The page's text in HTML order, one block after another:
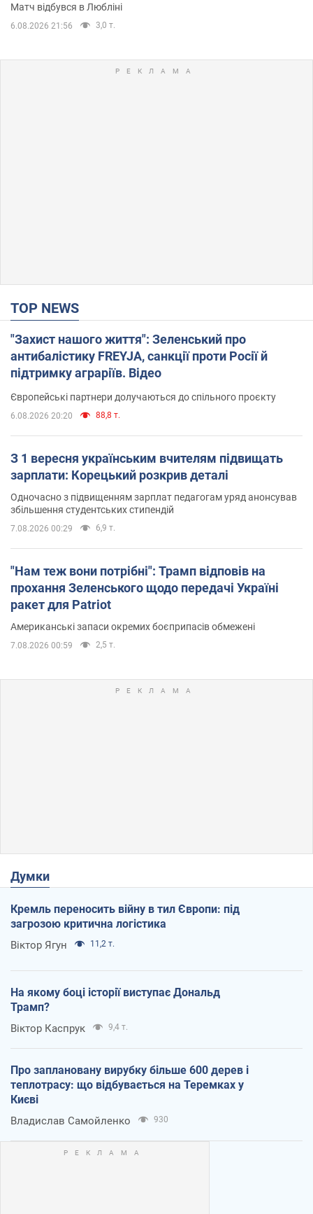
Матч відбувся в Любліні
6.08.2026 21:56 3,0 т.
TOP NEWS
"Захист нашого життя": Зеленський про
антибалістику FREYJA, санкції проти Росії й
підтримку аграріїв. Відео
Європейські партнери долучаються до спільного проєкту
6.08.2026 20:20 88,8 т.
З 1 вересня українським вчителям підвищать
зарплати: Корецький розкрив деталі
Одночасно з підвищенням зарплат педагогам уряд анонсував
збільшення студентських стипендій
7.08.2026 00:29 6,9 т.
"Нам теж вони потрібні": Трамп відповів на
прохання Зеленського щодо передачі Україні
ракет для Patriot
Американські запаси окремих боєприпасів обмежені
7.08.2026 00:59 2,5 т.
Думки
Кремль переносить війну в тил Європи: під
загрозою критична логістика
Віктор Ягун 11,2 т.
На якому боці історії виступає Дональд
Трамп?
Віктор Каспрук 9,4 т.
Про заплановану вирубку більше 600 дерев і
теплотрасу: що відбувається на Теремках у
Києві
Владислав Самойленко 930